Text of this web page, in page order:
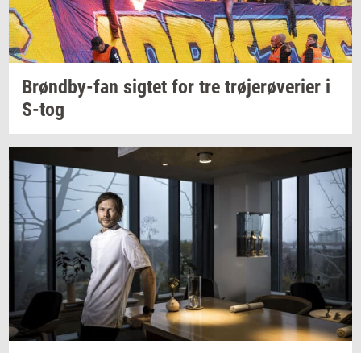
Brøndby-​fan sig­tet for tre trø­je­rø­ve­ri­er i
S-tog